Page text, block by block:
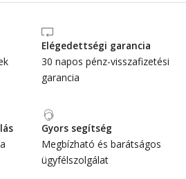
Elégedettségi garancia
30 napos pénz-visszafizetési
garancia
Gyors segítség
Megbízható és barátságos
ügyfélszolgálat